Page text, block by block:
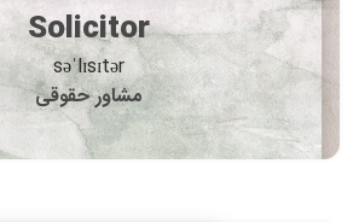
Solicitor
səˈlɪsɪtər
مشاور حقوقی